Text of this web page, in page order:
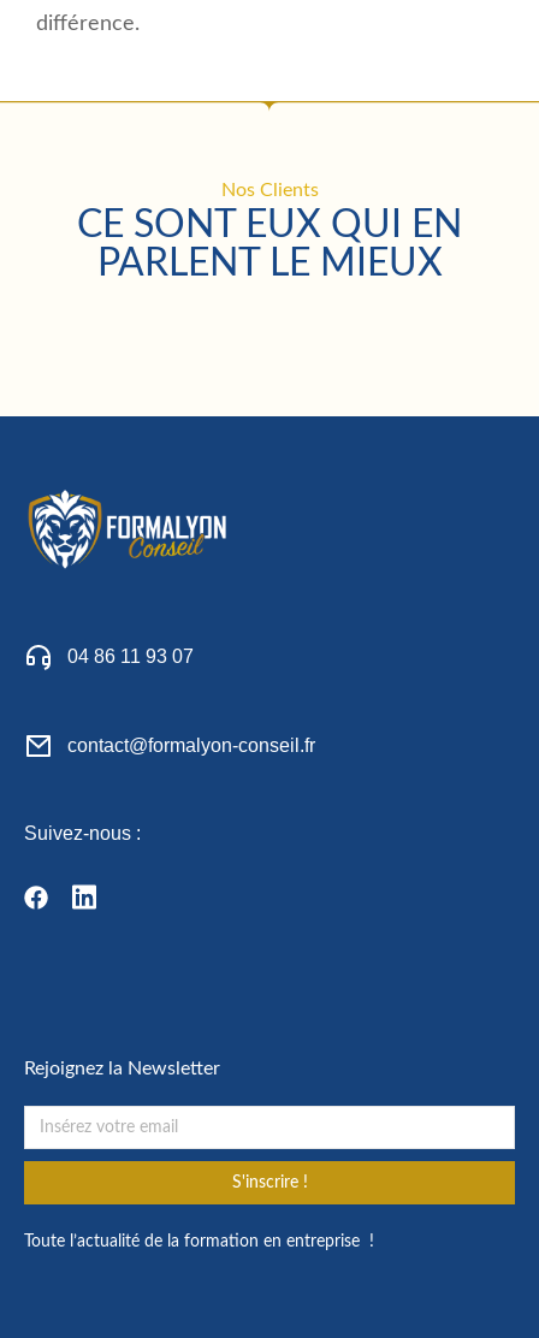
différence.
Nos Clients
CE SONT EUX QUI EN
PARLENT LE MIEUX
04 86 11 93 07
contact@formalyon-conseil.fr
Suivez-nous :
Rejoignez la Newsletter
S'inscrire !
Toute l’actualité de la formation en entreprise !